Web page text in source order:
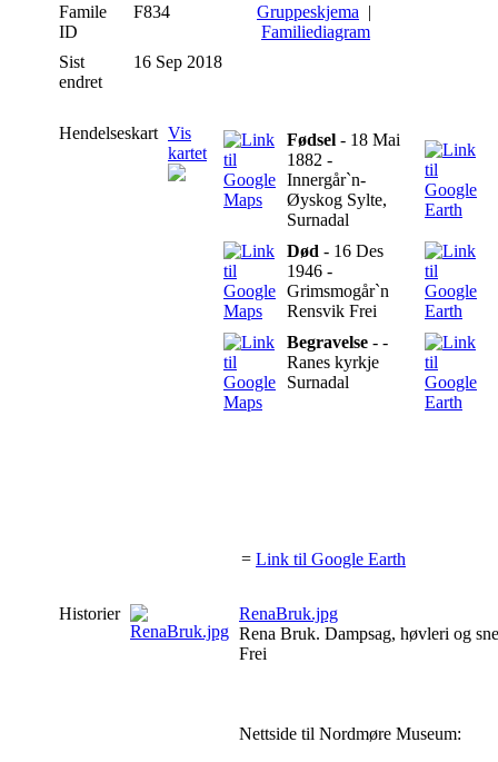
Famile
ID
F834 Gruppeskjema |
Familiediagram
Sist
endret
16 Sep 2018
Hendelseskart Vis
kartet
Fødsel - 18 Mai
1882 -
Innergår`n-
Øyskog Sylte,
Surnadal
Død - 16 Des
1946 -
Grimsmogår`n
Rensvik Frei
Begravelse - -
Ranes kyrkje
Surnadal
= Link til Google Earth
Historier
RenaBruk.jpg
Rena Bruk. Dampsag, høvleri og
Frei
Nettside til Nordmøre Museum: